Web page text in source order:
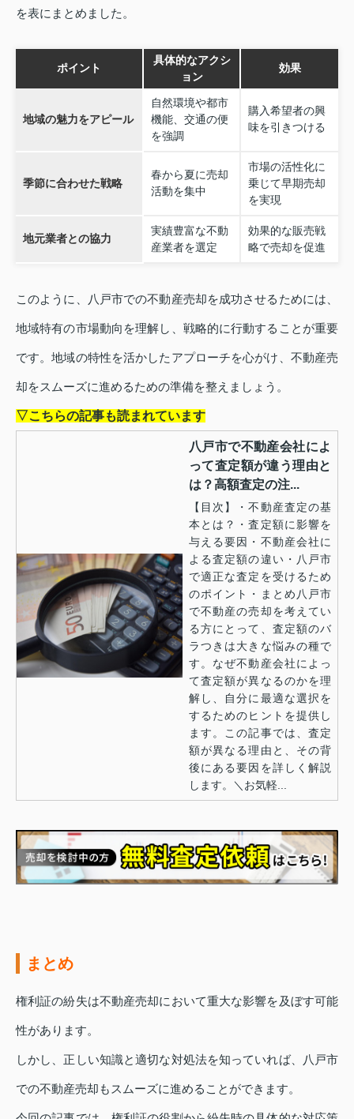
を表にまとめました。
ポイント
具体的なアクシ
ョン
効果
地域の魅力をアピール
自然環境や都市
機能、交通の便
を強調
購入希望者の興
味を引きつける
季節に合わせた戦略
春から夏に売却
活動を集中
市場の活性化に
乗じて早期売却
を実現
地元業者との協力
実績豊富な不動
産業者を選定
効果的な販売戦
略で売却を促進
このように、八戸市での不動産売却を成功させるためには、
地域特有の市場動向を理解し、戦略的に行動することが重要
です。地域の特性を活かしたアプローチを心がけ、不動産売
却をスムーズに進めるための準備を整えましょう。
▽こちらの記事も読まれています
八戸市で不動産会社によ
って査定額が違う理由と
は？高額査定の注...
【目次】・不動産査定の基
本とは？・査定額に影響を
与える要因・不動産会社に
よる査定額の違い・八戸市
で適正な査定を受けるため
のポイント・まとめ八戸市
で不動産の売却を考えてい
る方にとって、査定額のバ
ラつきは大きな悩みの種で
す。なぜ不動産会社によっ
て査定額が異なるのかを理
解し、自分に最適な選択を
するためのヒントを提供し
ます。この記事では、査定
額が異なる理由と、その背
後にある要因を詳しく解説
します。＼お気軽...
まとめ
権利証の紛失は不動産売却において重大な影響を及ぼす可能
性があります。
しかし、正しい知識と適切な対処法を知っていれば、八戸市
での不動産売却もスムーズに進めることができます。